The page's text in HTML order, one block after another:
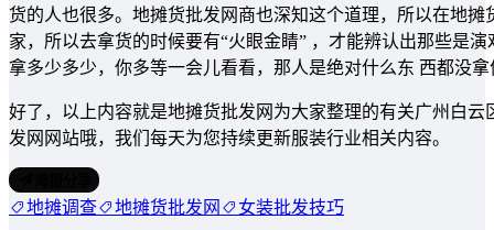
货的人也很多。地摊货批发网商也深知这个道理，所以在地
家，所以去拿货的时候要有“火眼金睛” ，才能辨认出那些是
拿多少多少，你多等一会儿看看，那人是绝对什么东 西都没
好了，以上内容就是地摊货批发网为大家整理的有关广州白
发网网站哦，我们每天为您持续更新服装行业相关内容。
地摊调查 地摊货批发网 女装批发技巧